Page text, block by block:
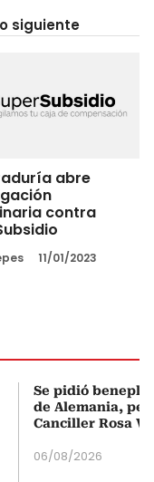
siguiente
abre
contra
11/01/2023
Se pidió
de Alemania,
Canciller Rosa
06/08/2026